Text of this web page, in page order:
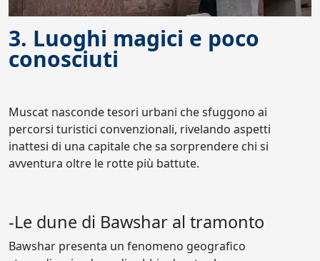
3. Luoghi magici e poco
conosciuti
Muscat nasconde tesori urbani che sfuggono ai
percorsi turistici convenzionali, rivelando aspetti
inattesi di una capitale che sa sorprendere chi si
avventura oltre le rotte più battute.
-Le dune di Bawshar al tramonto
Bawshar presenta un fenomeno geografico